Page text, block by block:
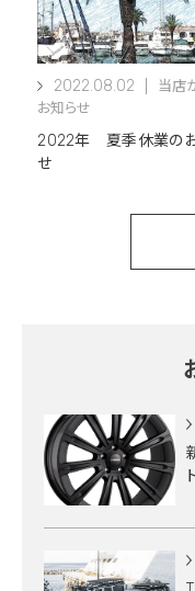
2022.08.02
当店
お知らせ
2022年 夏季休業の
せ